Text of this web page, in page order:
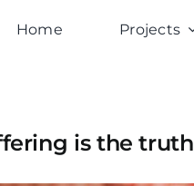
Home Projects
is the truth